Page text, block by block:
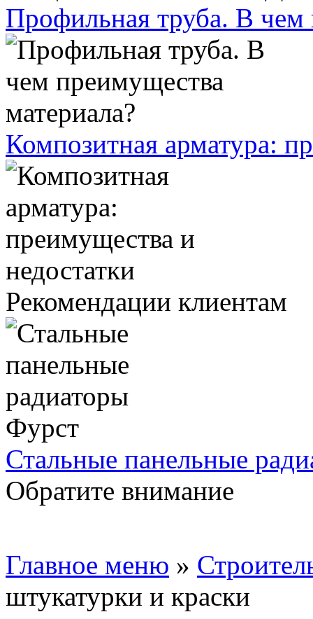
Профильная труба. В чем
Композитная арматура:
Рекомендации клиентам
Стальные панельные
Обратите внимание
Главное меню »
штукатурки и краски